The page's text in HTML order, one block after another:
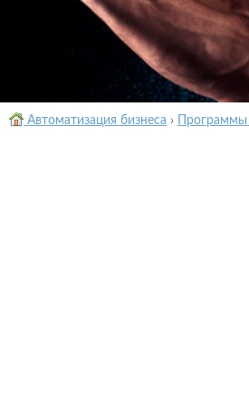
Автоматизация бизнеса › Программы